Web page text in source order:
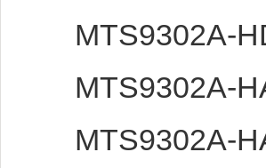
MTS9302A-
MTS9302A-
MTS9302A-